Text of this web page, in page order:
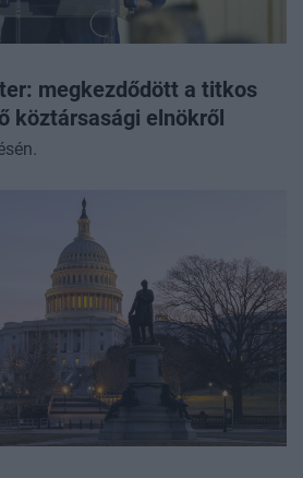
megkezdődött a titkos
köztársasági elnökről